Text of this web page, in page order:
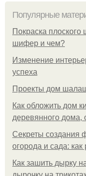
Популярные
Покраска
шифер и чем?
Изменение
успеха
Проекты дом
Как обложить дом
деревянного дома,
Секреты создания
огорода и сада: как
Как зашить дырку